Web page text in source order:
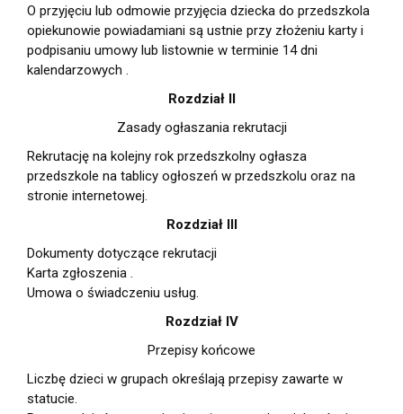
O przyjęciu lub odmowie przyjęcia dziecka do przedszkola
opiekunowie powiadamiani są ustnie przy złożeniu karty i
podpisaniu umowy lub listownie w terminie 14 dni
kalendarzowych .
Rozdział II
Zasady ogłaszania rekrutacji
Rekrutację na kolejny rok przedszkolny ogłasza
przedszkole na tablicy ogłoszeń w przedszkolu oraz na
stronie internetowej.
Rozdział III
Dokumenty dotyczące rekrutacji
Karta zgłoszenia .
Umowa o świadczeniu usług.
Rozdział IV
Przepisy końcowe
Liczbę dzieci w grupach określają przepisy zawarte w
statucie.